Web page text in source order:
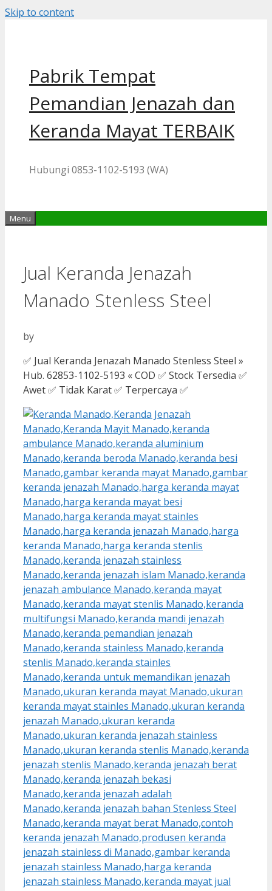
Skip to content
Pabrik Tempat
Pemandian Jenazah dan
Keranda Mayat TERBAIK
Hubungi 0853-1102-5193 (WA)
Menu
Jual Keranda Jenazah
Manado Stenless Steel
by
✅ Jual Keranda Jenazah Manado Stenless Steel »
Hub. 62853-1102-5193 « COD ✅ Stock Tersedia ✅
Awet ✅ Tidak Karat ✅ Terpercaya ✅